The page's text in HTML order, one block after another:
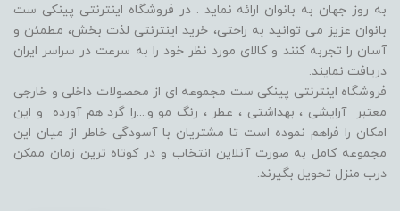
به روز جهان به بانوان ارائه نماید . در فروشگاه اینترنتی پینکی ست
بانوان عزیز می توانيد به راحتی، خرید اینترنتی لذت بخش، مطمئن و
آسان را تجربه کنند و کالای مورد نظر خود را به سرعت در سراسر ایران
دریافت نمایند.
فروشگاه اینترنتی پینکی ست مجموعه ای از محصولات داخلی و خارجی
معتبر آرایشی ، بهداشتی ، عطر ، رنگ مو و....را گرد هم آورده و اين
امکان را فراهم نموده است تا مشتريان با آسودگی خاطر از ميان اين
مجموعه کامل به صورت آنلاين انتخاب و در کوتاه ترين زمان ممکن
درب منزل تحویل بگیرند.